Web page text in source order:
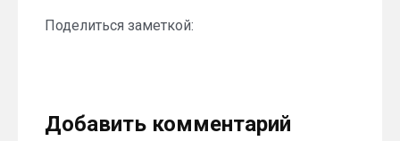
Поделиться заметкой:
Добавить комментарий